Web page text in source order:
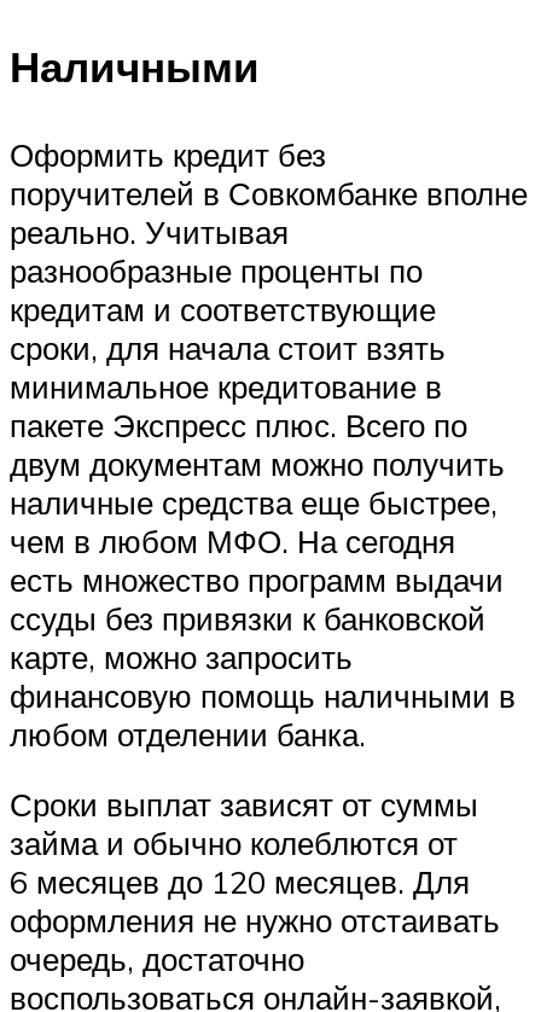
Наличными
Оформить кредит без
поручителей в Совкомбанке вполне
реально. Учитывая
разнообразные проценты по
кредитам и соответствующие
сроки, для начала стоит взять
минимальное кредитование в
пакете Экспресс плюс. Всего по
двум документам можно получить
наличные средства еще быстрее,
чем в любом МФО. На сегодня
есть множество программ выдачи
ссуды без привязки к банковской
карте, можно запросить
финансовую помощь наличными в
любом отделении банка.
Сроки выплат зависят от суммы
займа и обычно колеблются от
6 месяцев до 120 месяцев. Для
оформления не нужно отстаивать
очередь, достаточно
воспользоваться онлайн-заявкой,